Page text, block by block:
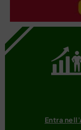
Entra